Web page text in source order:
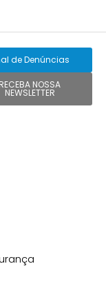
de Denúncias
RECEBA NOSSA
NEWSLETTER